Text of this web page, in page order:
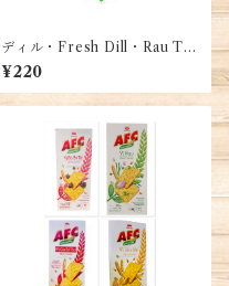
ディル・Fresh Dill・Rau Thì
Là (50g)
¥220